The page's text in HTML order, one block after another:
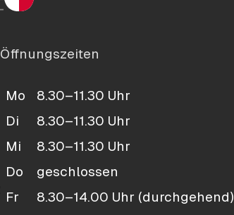
Öffnungszeiten
Mo 8.30–11.30 Uhr
Di
8.30–11.30 Uhr
Mi
8.30–11.30 Uhr
Do
geschlossen
Fr
8.30–14.00 Uhr (durchgehend)